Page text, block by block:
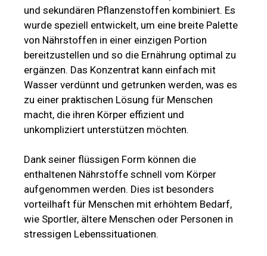
und sekundären Pflanzenstoffen kombiniert. Es
wurde speziell entwickelt, um eine breite Palette
von Nährstoffen in einer einzigen Portion
bereitzustellen und so die Ernährung optimal zu
ergänzen. Das Konzentrat kann einfach mit
Wasser verdünnt und getrunken werden, was es
zu einer praktischen Lösung für Menschen
macht, die ihren Körper effizient und
unkompliziert unterstützen möchten.
Dank seiner flüssigen Form können die
enthaltenen Nährstoffe schnell vom Körper
aufgenommen werden. Dies ist besonders
vorteilhaft für Menschen mit erhöhtem Bedarf,
wie Sportler, ältere Menschen oder Personen in
stressigen Lebenssituationen.